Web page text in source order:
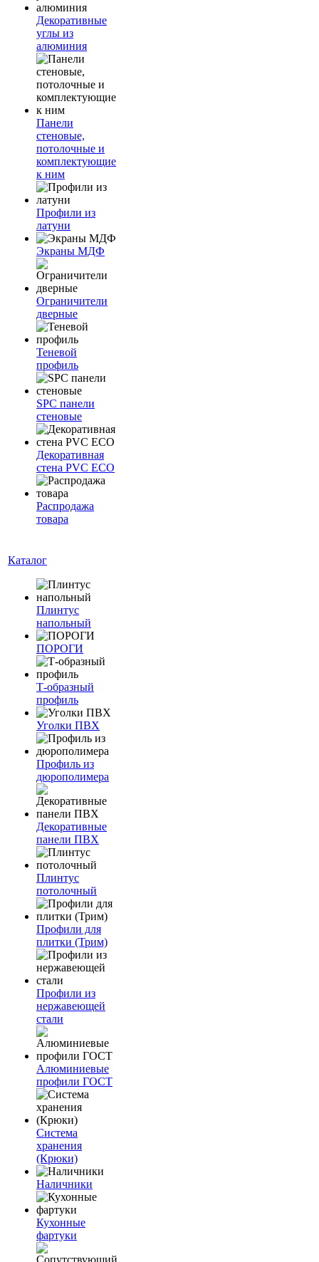
Декоративные
углы из
алюминия
Панели
стеновые,
потолочные и
комплектующие
к ним
Профили из
латуни
Экраны МДФ
Ограничители
дверные
Теневой
профиль
SPC панели
стеновые
Декоративная
стена PVC ECO
Распродажа
товара
Каталог
Плинтус
напольный
ПОРОГИ
Т-образный
профиль
Уголки ПВХ
Профиль из
дюрополимера
Декоративные
панели ПВХ
Плинтус
потолочный
Профили для
плитки (Трим)
Профили из
нержавеющей
стали
Алюминиевые
профили ГОСТ
Система
хранения
(Крюки)
Наличники
Кухонные
фартуки